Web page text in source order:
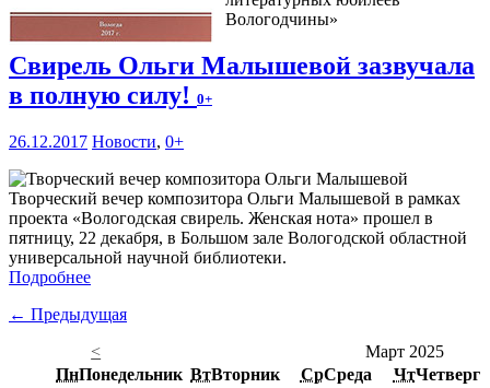
Вологодчины»
Свирель Ольги Малышевой зазвучала
в полную силу! 0+
26.12.2017 Новости, 0+
Творческий вечер композитора Ольги Малышевой в рамках
проекта «Вологодская свирель. Женская нота» прошел в
пятницу, 22 декабря, в Большом зале Вологодской областной
универсальной научной библиотеки.
Подробнее
← Предыдущая
<
Март 2025
ПнПонедельник ВтВторник СрСреда ЧтЧетверг